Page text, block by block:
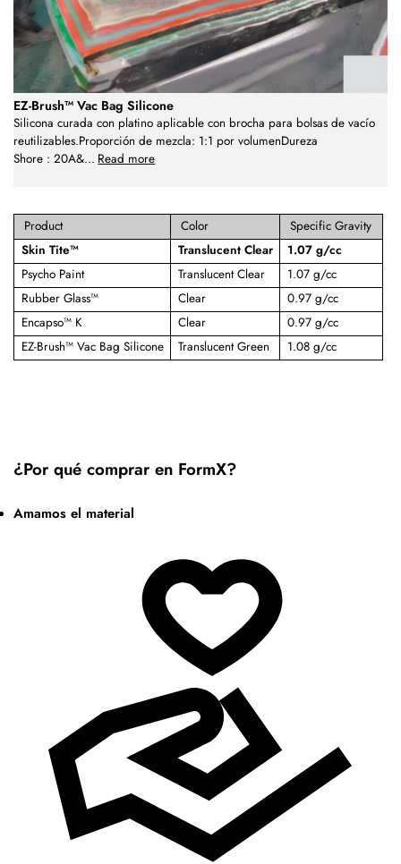
EZ-Brush™ Vac Bag Silicone
Silicona curada con platino aplicable con brocha para bolsas de vacío
reutilizables.Proporción de mezcla: 1:1 por volumenDureza
Shore : 20A&... Read more
Product Color
Specific Gravity
Skin Tite™
Translucent Clear
1.07 g/cc
Psycho Paint
Translucent Clear
1.07 g/cc
Rubber Glass™
Clear
0.97 g/cc
Encapso™ K
Clear
0.97 g/cc
EZ-Brush™ Vac Bag Silicone
Translucent Green 1.08 g/cc
¿Por qué comprar en FormX?
Amamos el material